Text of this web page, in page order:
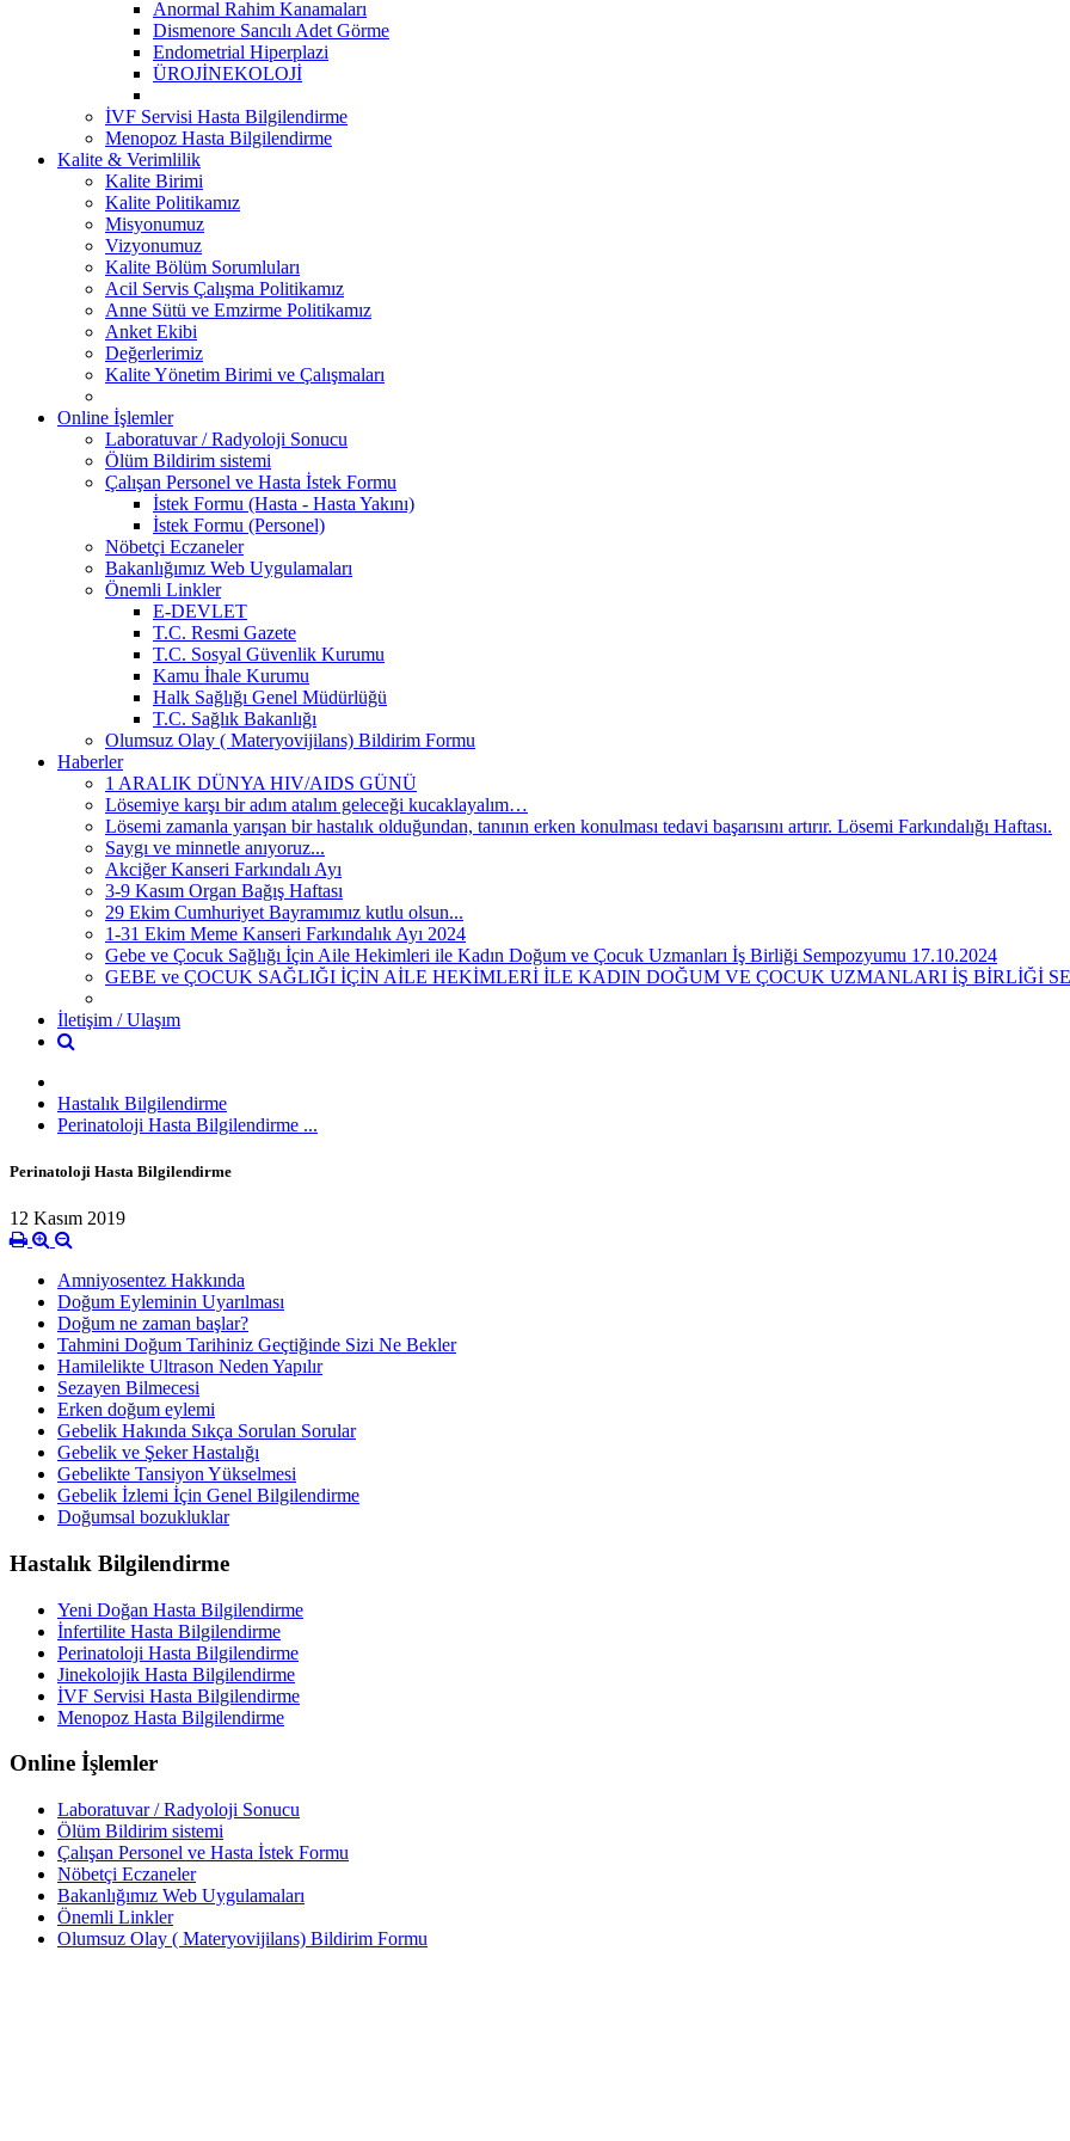
Anormal Rahim Kanamaları
Dismenore Sancılı Adet Görme
Endometrial Hiperplazi
ÜROJİNEKOLOJİ
İVF Servisi Hasta Bilgilendirme
Menopoz Hasta Bilgilendirme
Kalite & Verimlilik
Kalite Birimi
Kalite Politikamız
Misyonumuz
Vizyonumuz
Kalite Bölüm Sorumluları
Acil Servis Çalışma Politikamız
Anne Sütü ve Emzirme Politikamız
Anket Ekibi
Değerlerimiz
Kalite Yönetim Birimi ve Çalışmaları
Online İşlemler
Laboratuvar / Radyoloji Sonucu
Ölüm Bildirim sistemi
Çalışan Personel ve Hasta İstek Formu
İstek Formu (Hasta - Hasta Yakını)
İstek Formu (Personel)
Nöbetçi Eczaneler
Bakanlığımız Web Uygulamaları
Önemli Linkler
E-DEVLET
T.C. Resmi Gazete
T.C. Sosyal Güvenlik Kurumu
Kamu İhale Kurumu
Halk Sağlığı Genel Müdürlüğü
T.C. Sağlık Bakanlığı
Olumsuz Olay ( Materyovijilans) Bildirim Formu
Haberler
1 ARALIK DÜNYA HIV/AIDS GÜNÜ
Lösemiye karşı bir adım atalım geleceği kucaklayalım…
Lösemi zamanla yarışan bir hastalık olduğundan, tanının erken konulması tedavi başarısını artırır. Lösemi Farkındalığı Haftası.
Saygı ve minnetle anıyoruz...
Akciğer Kanseri Farkındalı Ayı
3-9 Kasım Organ Bağış Haftası
29 Ekim Cumhuriyet Bayramımız kutlu olsun...
1-31 Ekim Meme Kanseri Farkındalık Ayı 2024
Gebe ve Çocuk Sağlığı İçin Aile Hekimleri ile Kadın Doğum ve Çocuk Uzmanları İş Birliği Sempozyumu 17.10.2024
GEBE ve ÇOCUK SAĞLIĞI İÇİN AİLE HEKİMLERİ İLE KADIN DOĞUM VE ÇOCUK UZMANLARI İŞ BİRLİĞİ
İletişim / Ulaşım
Hastalık Bilgilendirme
Perinatoloji Hasta Bilgilendirme ...
Perinatoloji Hasta Bilgilendirme
12 Kasım 2019
Amniyosentez Hakkında
Doğum Eyleminin Uyarılması
Doğum ne zaman başlar?
Tahmini Doğum Tarihiniz Geçtiğinde Sizi Ne Bekler
Hamilelikte Ultrason Neden Yapılır
Sezayen Bilmecesi
Erken doğum eylemi
Gebelik Hakında Sıkça Sorulan Sorular
Gebelik ve Şeker Hastalığı
Gebelikte Tansiyon Yükselmesi
Gebelik İzlemi İçin Genel Bilgilendirme
Doğumsal bozukluklar
Hastalık Bilgilendirme
Yeni Doğan Hasta Bilgilendirme
İnfertilite Hasta Bilgilendirme
Perinatoloji Hasta Bilgilendirme
Jinekolojik Hasta Bilgilendirme
İVF Servisi Hasta Bilgilendirme
Menopoz Hasta Bilgilendirme
Online İşlemler
Laboratuvar / Radyoloji Sonucu
Ölüm Bildirim sistemi
Çalışan Personel ve Hasta İstek Formu
Nöbetçi Eczaneler
Bakanlığımız Web Uygulamaları
Önemli Linkler
Olumsuz Olay ( Materyovijilans) Bildirim Formu